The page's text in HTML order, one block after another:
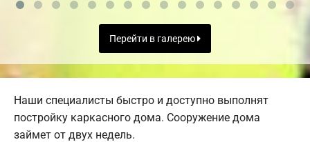
Перейти в галерею
Наши специалисты быстро и доступно выполнят
постройку каркасного дома. Сооружение дома
займет от двух недель.